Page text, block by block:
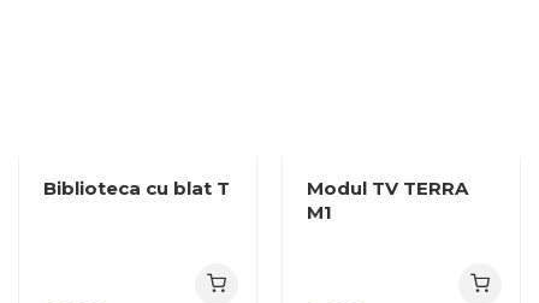
Biblioteca cu blat T
Modul TV TERRA
M1